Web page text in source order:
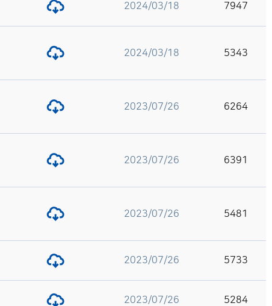
2024/03/18 7947
2024/03/18 5343
2023/07/26 6264
2023/07/26 6391
2023/07/26 5481
2023/07/26 5733
2023/07/26 5284